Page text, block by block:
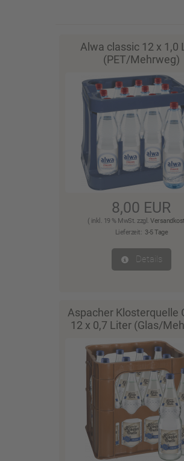
Alwa classic 12 x 1,0
(PET/Mehrweg)
8,00 EUR
( inkl. 19 % MwSt. zzgl.
Lieferzeit: 3-5 Tage
Details
Aspacher Klosterquelle
12 x 0,7 Liter (Glas/